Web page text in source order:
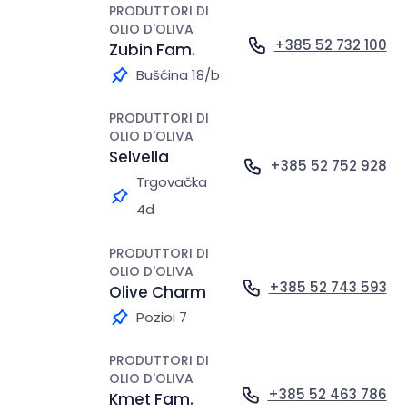
PRODUTTORI DI
OLIO D'OLIVA
Zubin Fam.
Bušćina 18/b
+385 52 732 100
PRODUTTORI DI
OLIO D'OLIVA
Selvella
Trgovačka
4d
+385 52 752 928
PRODUTTORI DI
OLIO D'OLIVA
Olive Charm
Pozioi 7
+385 52 743 593
PRODUTTORI DI
OLIO D'OLIVA
Kmet Fam. +385 52 463 786